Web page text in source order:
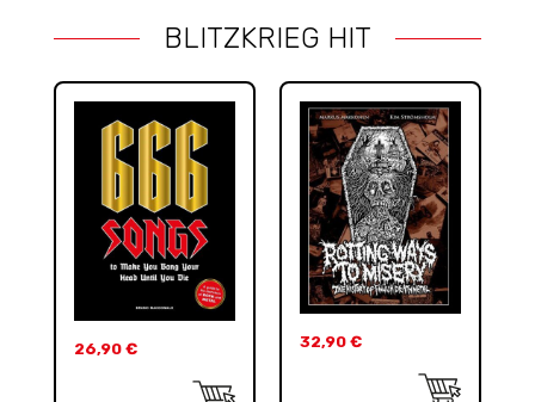
BLITZKRIEG HIT
26,90 € 32,90 €